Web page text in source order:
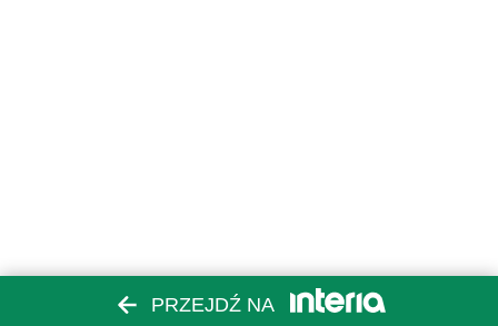
PRZEJDŹ NA